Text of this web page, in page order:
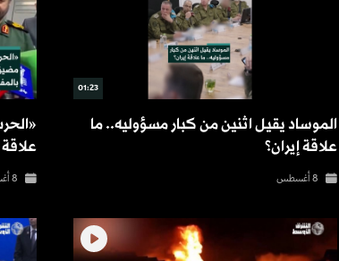
01:23
الموساد يقيل اثنين من كبار مسؤوليه.. ما
علاقة إيران؟
8 أغسطس 8 أغسطس